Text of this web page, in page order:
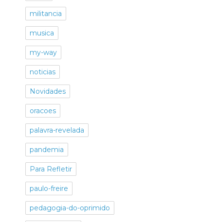
militancia
musica
my-way
noticias
Novidades
oracoes
palavra-revelada
pandemia
Para Refletir
paulo-freire
pedagogia-do-oprimido